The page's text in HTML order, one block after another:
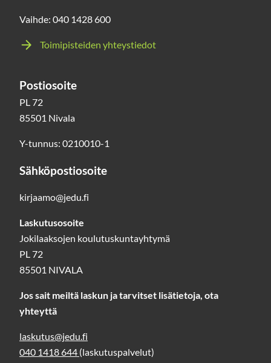
Vaihde: 040 1428 600
Toimipisteiden yhteystiedot
Postiosoite
PL 72
85501 Nivala
Y-tunnus: 0210010-1
Sähköpostiosoite
kirjaamo@jedu.fi
Laskutusosoite
Jokilaaksojen koulutuskuntayhtymä
PL 72
85501 NIVALA
Jos sait meiltä laskun ja tarvitset lisätietoja, ota
yhteyttä
laskutus@jedu.fi
040 1418 644 (laskutuspalvelut)